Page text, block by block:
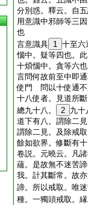
分別惑。釋云。自
用意識中邪師等三
也
言意識具 1 十至六
惱中。疑等四也。
十煩惱中。貪等六
言問何故前至中即
使門 問以十使通不
十八使者。見道所
總九十八。
2 九十
道下有八。謂除二
謂除二見。及除戒
餘如欲界。修斷有
卷説。元曉云。凡
蘊。是故無不迷苦
我。計其斷常。故
諦。所以戒取。唯
種。一獨頭戒取。